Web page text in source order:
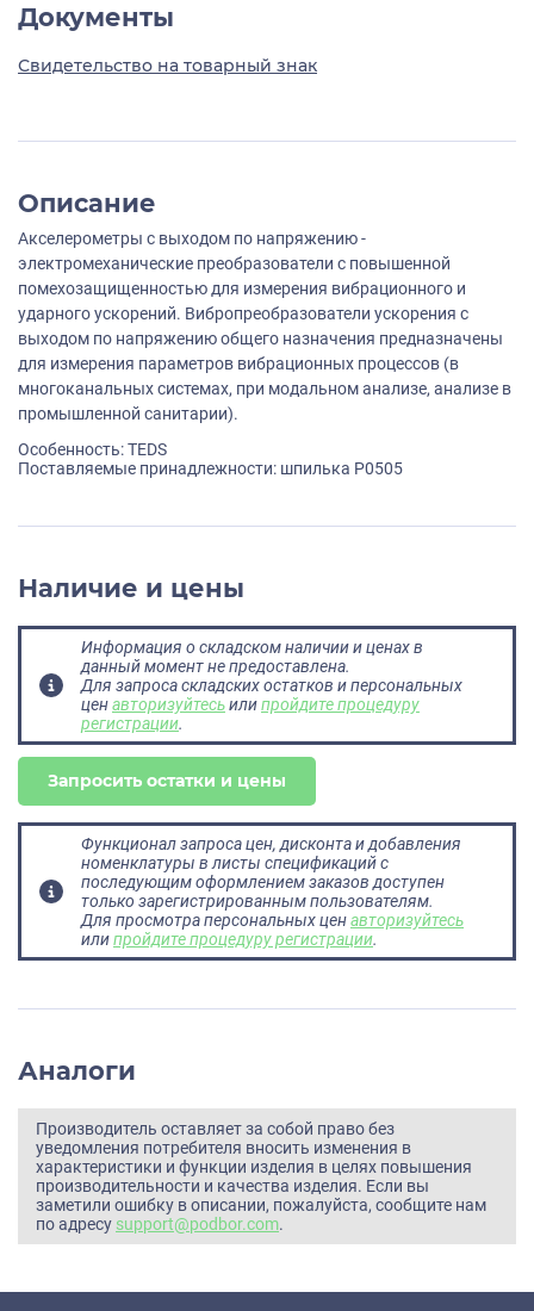
Документы
Свидетельство на товарный знак
Описание
Акселерометры с выходом по напряжению -
электромеханические преобразователи с повышенной
помехозащищенностью для измерения вибрационного и
ударного ускорений. Вибропреобразователи ускорения с
выходом по напряжению общего назначения предназначены
для измерения параметров вибрационных процессов (в
многоканальных системах, при модальном анализе, анализе в
промышленной санитарии).
Особенность: TEDS
Поставляемые принадлежности: шпилька P0505
Наличие и цены
Информация о складском наличии и ценах в
данный момент не предоставлена.
Для запроса складских остатков и персональных
ценавторизуйтесьилипройдите процедуру
регистрации.
Запросить остатки и цены
Функционал запроса цен, дисконта и добавления
номенклатуры в листы спецификаций с
последующим оформлением заказов доступен
только зарегистрированным пользователям.
Для просмотра персональных ценавторизуйтесь
илипройдите процедуру регистрации.
Аналоги
Производитель оставляет за собой право без
уведомления потребителя вносить изменения в
характеристики и функции изделия в целях повышения
производительности и качества изделия. Если вы
заметили ошибку в описании, пожалуйста, сообщите нам
по адресу support@podbor.com.